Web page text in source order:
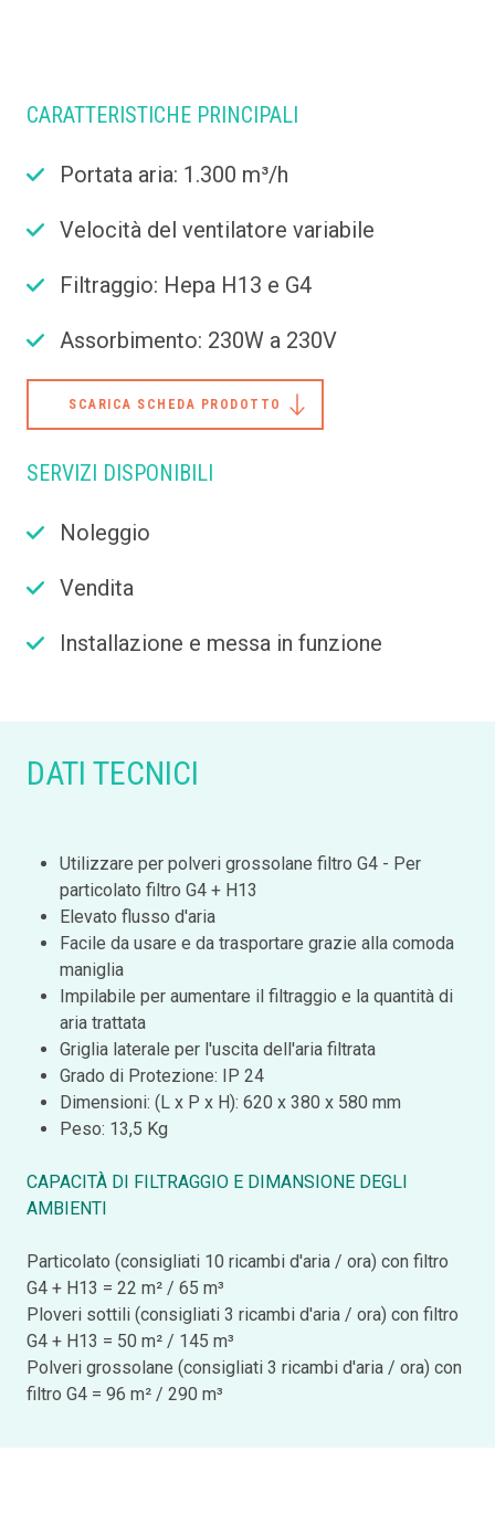
CARATTERISTICHE PRINCIPALI
Portata aria: 1.300 m³/h
Velocità del ventilatore variabile
Filtraggio: Hepa H13 e G4
Assorbimento: 230W a 230V
SCARICA SCHEDA PRODOTTO
SERVIZI DISPONIBILI
Noleggio
Vendita
Installazione e messa in funzione
DATI TECNICI
Utilizzare per polveri grossolane filtro G4 - Per
particolato filtro G4 + H13
Elevato flusso d'aria
Facile da usare e da trasportare grazie alla comoda
maniglia
Impilabile per aumentare il filtraggio e la quantità di
aria trattata
Griglia laterale per l'uscita dell'aria filtrata
Grado di Protezione: IP 24
Dimensioni: (L x P x H): 620 x 380 x 580 mm
Peso: 13,5 Kg
CAPACITÀ DI FILTRAGGIO E DIMANSIONE DEGLI
AMBIENTI
Particolato (consigliati 10 ricambi d'aria / ora) con filtro
G4 + H13 = 22 m² / 65 m³
Ploveri sottili (consigliati 3 ricambi d'aria / ora) con filtro
G4 + H13 = 50 m² / 145 m³
Polveri grossolane (consigliati 3 ricambi d'aria / ora) con
filtro G4 = 96 m² / 290 m³